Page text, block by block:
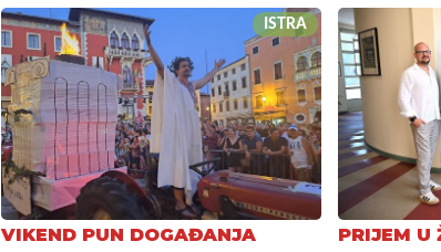
ISTRA
VIKEND PUN DOGAĐANJA PRIJEM U